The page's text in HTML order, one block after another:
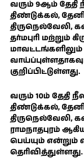
வரும் 9ஆம் தேதி
திண்டுக்கல்,
திருநெல்வேலி,
தர்மபுரி மற்றும்
குறிப்பிட்டுள்ளது.
வரும் 10ம் தேதி
திண்டுக்கல்,
திருநெல்வேலி,
ராமநாதபுரம்
பெய்யும்
தெரிவித்துள்ளது.